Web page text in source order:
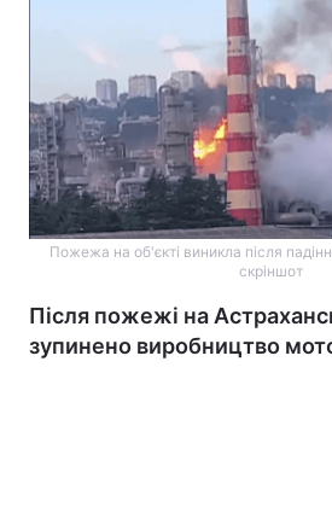
Пожежа на об'єкті виникла після
скріншот
Після пожежі на
зупинено виробництво